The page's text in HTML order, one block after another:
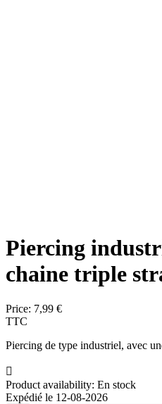
Piercing
chaine triple
Price: 7,99 €
TTC
Piercing de type industriel, avec

Product availability: En stock
Expédié le 12-08-2026